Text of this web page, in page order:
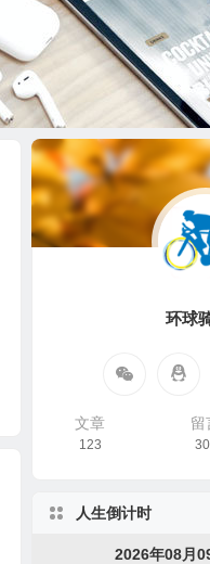
环球
文章
123
留
人生倒计时
2026年08月